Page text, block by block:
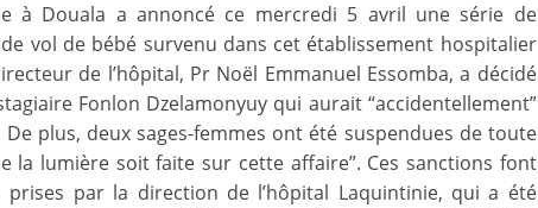
à Douala a annoncé ce mercredi 5 avril une série de
vol de bébé survenu dans cet établissement hospitalier
de l’hôpital, Pr Noël Emmanuel Essomba, a décidé
Fonlon Dzelamonyuy qui aurait “accidentellement”
plus, deux sages-femmes ont été suspendues de toute
la lumière soit faite sur cette affaire”. Ces sanctions font
prises par la direction de l’hôpital Laquintinie, qui a été